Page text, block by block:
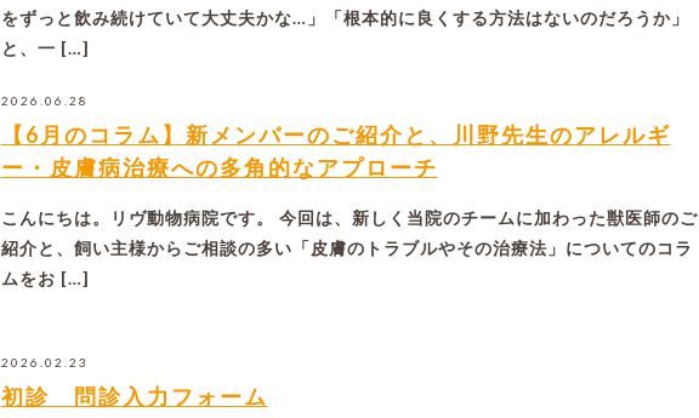
をずっと飲み続けていて大丈夫かな…」「根本的に良くする方法はないのだろうか」
と、一 […]
2026.06.28
【6月のコラム】新メンバーのご紹介と、川野先生のアレルギ
ー・皮膚病治療への多角的なアプローチ
こんにちは。リヴ動物病院です。 今回は、新しく当院のチームに加わった獣医師のご
紹介と、飼い主様からご相談の多い「皮膚のトラブルやその治療法」についてのコラ
ムをお […]
2026.02.23
初診 問診入力フォーム